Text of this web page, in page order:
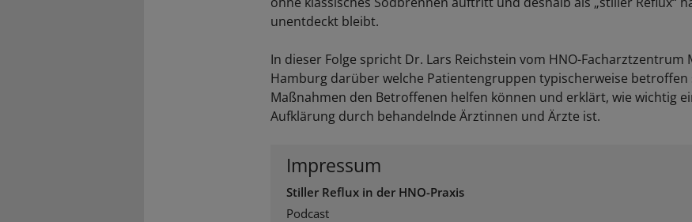
unentdeckt bleibt.
In dieser Folge spricht Dr. Lars Reichstein vom HNO-Facharztzentrum
Hamburg darüber welche Patientengruppen typischerweise betroffen
Maßnahmen den Betroffenen helfen können und erklärt, wie wichtig
Aufklärung durch behandelnde Ärztinnen und Ärzte ist.
Impressum
Stiller Reflux in der HNO-Praxis
Podcast